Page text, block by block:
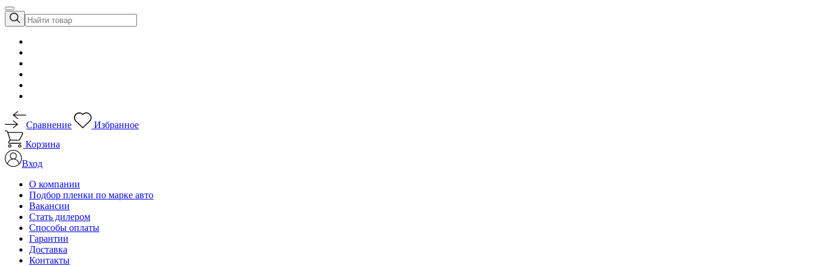
Сравнение
Избранное
Корзина
Вход
О компании
Подбор пленки по марке авто
Вакансии
Стать дилером
Способы оплаты
Гарантии
Доставка
Контакты